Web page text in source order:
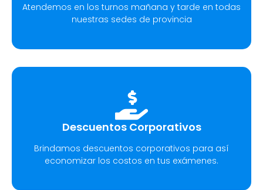
Atendemos en los turnos mañana y tarde en todas
nuestras sedes de provincia
Descuentos Corporativos
Brindamos descuentos corporativos para así
economizar los costos en tus exámenes.